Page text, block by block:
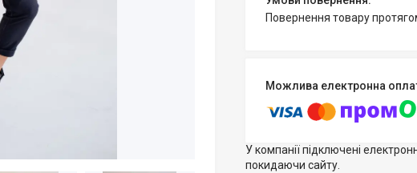
повернення товару
У компанії підключені
покидаючи сайту.